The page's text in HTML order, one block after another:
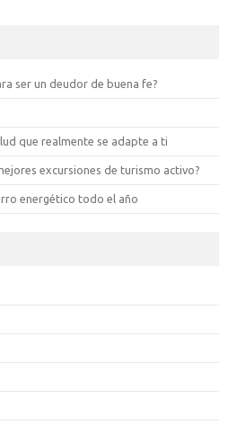
ser un deudor de buena fe?
que realmente se adapte a ti
excursiones de turismo activo?
energético todo el año